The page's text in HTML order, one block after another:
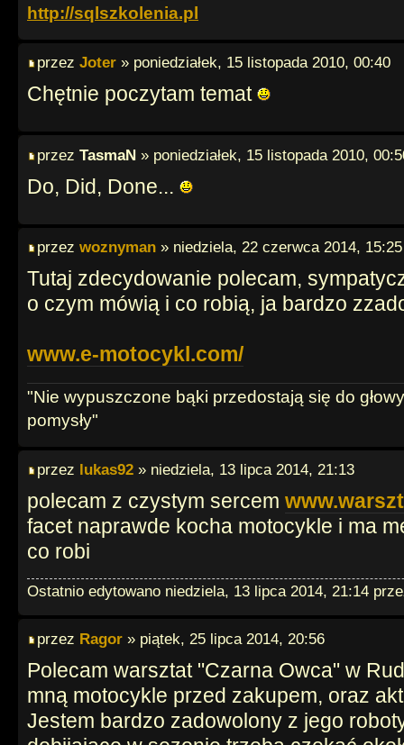
http://sqlszkolenia.pl
przez Joter » poniedziałek, 15 listopada 2010, 00:40
Chętnie poczytam temat
przez TasmaN » poniedziałek, 15 listopada 2010,
Do, Did, Done...
przez woznyman » niedziela, 22 czerwca 2014, 15:25
Tutaj zdecydowanie polecam,
o czym mówią i co robią, ja bardzo
www.e-motocykl.com/
"Nie wypuszczone bąki przedostają się do
pomysły"
przez lukas92 » niedziela, 13 lipca 2014, 21:13
polecam z czystym sercem
facet naprawde kocha motocykle i ma
co robi
Ostatnio edytowano niedziela, 13 lipca 2014, 21:14
przez Ragor » piątek, 25 lipca 2014, 20:56
Polecam warsztat "Czarna Owca" w
mną motocykle przed zakupem, oraz
Jestem bardzo zadowolony z jego